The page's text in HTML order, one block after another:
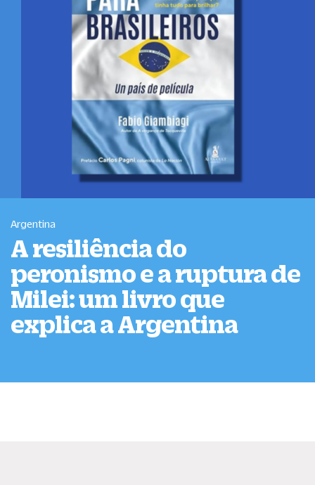
Argentina
A resiliência do
peronismo e a ruptura de
Milei: um livro que
explica a Argentina